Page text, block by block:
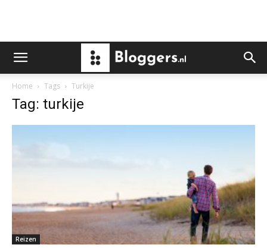
Home Tags Turkije
Tag: turkije
Reizen